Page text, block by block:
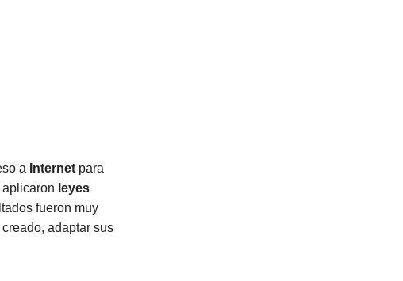
a Internetpara
leyes
fueron muy
adaptar sus